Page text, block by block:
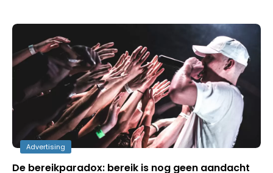
Advertising
De bereikparadox: bereik is nog geen aandacht